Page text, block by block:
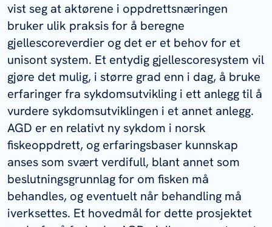
vist seg at aktørene i oppdrettsnæringen
bruker ulik praksis for å beregne
gjellescoreverdier og det er et behov for et
unisont system. Et entydig gjellescoresystem vil
gjøre det mulig, i større grad enn i dag, å bruke
erfaringer fra sykdomsutvikling i ett anlegg til å
vurdere sykdomsutviklingen i et annet anlegg.
AGD er en relativt ny sykdom i norsk
fiskeoppdrett, og erfaringsbaser kunnskap
anses som svært verdifull, blant annet som
beslutningsgrunnlag for om fisken må
behandles, og eventuelt når behandling må
iverksettes. Et hovedmål for dette prosjektet